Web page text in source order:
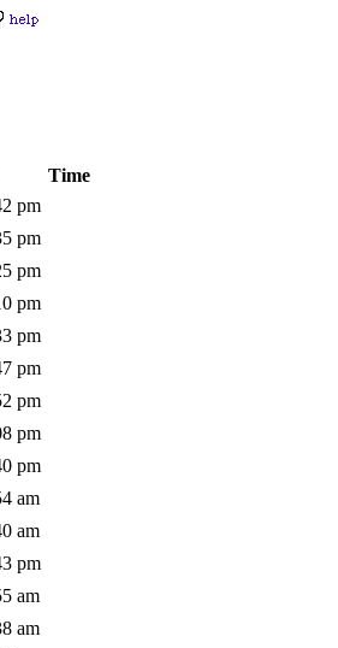
Time
pm
pm
pm
pm
pm
pm
pm
pm
pm
am
am
pm
am
am